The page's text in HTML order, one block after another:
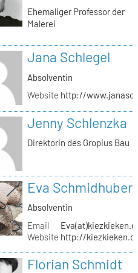
Ehemaliger Professor der
Malerei
Jana Schlegel
Absolventin
Website http://
Jenny Schlenzka
Direktorin des Gropius Bau
Eva Schmidhuber
Absolventin
Email
Website http://
Florian Schmidt